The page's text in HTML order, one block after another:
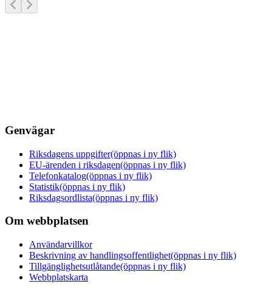
Genvägar
Riksdagens uppgifter(öppnas i ny flik)
EU-ärenden i riksdagen(öppnas i ny flik)
Telefonkatalog(öppnas i ny flik)
Statistik(öppnas i ny flik)
Riksdagsordlista(öppnas i ny flik)
Om webbplatsen
Användarvillkor
Beskrivning av handlingsoffentlighet(öppnas i ny flik)
Tillgänglighetsutlåtande(öppnas i ny flik)
Webbplatskarta